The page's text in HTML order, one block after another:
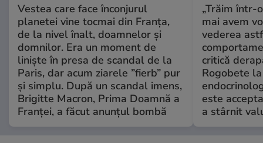
Vestea care face înconjurul
planetei vine tocmai din Franța,
de la nivel înalt, doamnelor și
domnilor. Era un moment de
liniște în presa de scandal de la
Paris, dar acum ziarele ”fierb” pur
și simplu. După un scandal imens,
Brigitte Macron, Prima Doamnă a
Franței, a făcut anunțul bombă
„Trăim într-
mai avem
vederea
critică
Rogobete
este
a stârnit